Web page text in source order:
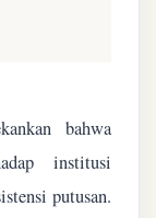
bahwa
institusi
putusan.